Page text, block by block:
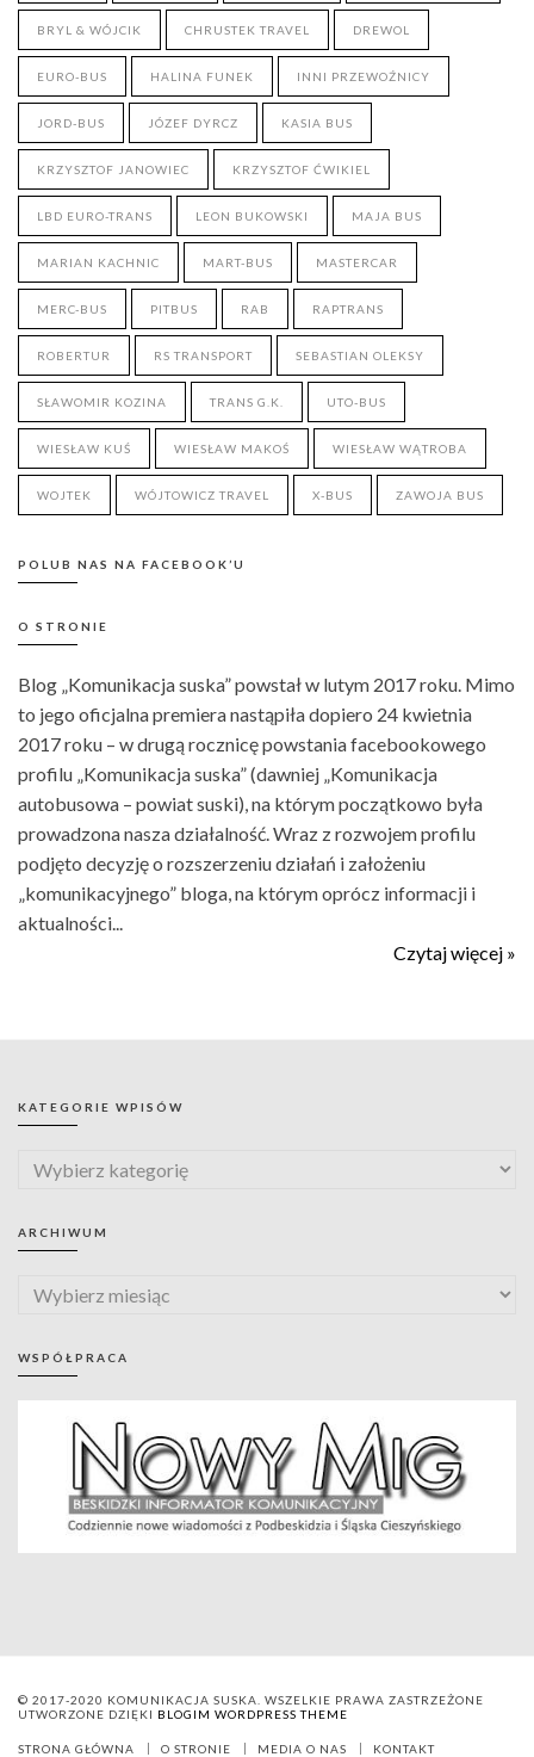
BRYL & WÓJCIK CHRUSTEK TRAVEL DREWOL
EURO-BUS HALINA FUNEK INNI PRZEWOŹNICY
JORD-BUS JÓZEF DYRCZ KASIA BUS
KRZYSZTOF JANOWIEC KRZYSZTOF ĆWIKIEL
LBD EURO-TRANS LEON BUKOWSKI MAJA BUS
MARIAN KACHNIC MART-BUS MASTERCAR
MERC-BUS PITBUS RAB RAPTRANS
ROBERTUR RS TRANSPORT SEBASTIAN OLEKSY
SŁAWOMIR KOZINA TRANS G.K. UTO-BUS
WIESŁAW KUŚ WIESŁAW MAKOŚ WIESŁAW WĄTROBA
WOJTEK WÓJTOWICZ TRAVEL X-BUS ZAWOJA BUS
POLUB NAS NA FACEBOOK’U
O STRONIE
Blog „Komunikacja suska” powstał w lutym 2017 roku. Mimo
to jego oficjalna premiera nastąpiła dopiero 24 kwietnia
2017 roku – w drugą rocznicę powstania facebookowego
profilu „Komunikacja suska” (dawniej „Komunikacja
autobusowa – powiat suski), na którym początkowo była
prowadzona nasza działalność. Wraz z rozwojem profilu
podjęto decyzję o rozszerzeniu działań i założeniu
„komunikacyjnego” bloga, na którym oprócz informacji i
aktualności...
Czytaj więcej »
KATEGORIE WPISÓW
ARCHIWUM
WSPÓŁPRACA
© 2017-2020 KOMUNIKACJA SUSKA. WSZELKIE PRAWA ZASTRZEŻONE
UTWORZONE DZIĘKI BLOGIM WORDPRESS THEME
STRONA GŁÓWNA O STRONIE MEDIA O NAS KONTAKT